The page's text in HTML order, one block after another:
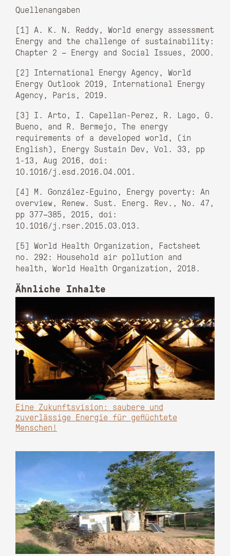
Quellenangaben
[1] A. K. N. Reddy, World energy assessment
Energy and the challenge of sustainability:
Chapter 2 – Energy and Social Issues, 2000.
[2] International Energy Agency, World
Energy Outlook 2019, International Energy
Agency, Paris, 2019.
[3] I. Arto, I. Capellan-Perez, R. Lago, G.
Bueno, and R. Bermejo, The energy
requirements of a developed world, (in
English), Energy Sustain Dev, Vol. 33, pp
1-13, Aug 2016, doi:
10.1016/j.esd.2016.04.001.
[4] M. González-Eguino, Energy poverty: An
overview, Renew. Sust. Energ. Rev., No. 47,
pp 377–385, 2015, doi:
10.1016/j.rser.2015.03.013.
[5] World Health Organization, Factsheet
no. 292: Household air pollution and
health, World Health Organization, 2018.
Ähnliche Inhalte
Eine Zukunftsvision: saubere und
zuverlässige Energie für geflüchtete
Menschen!